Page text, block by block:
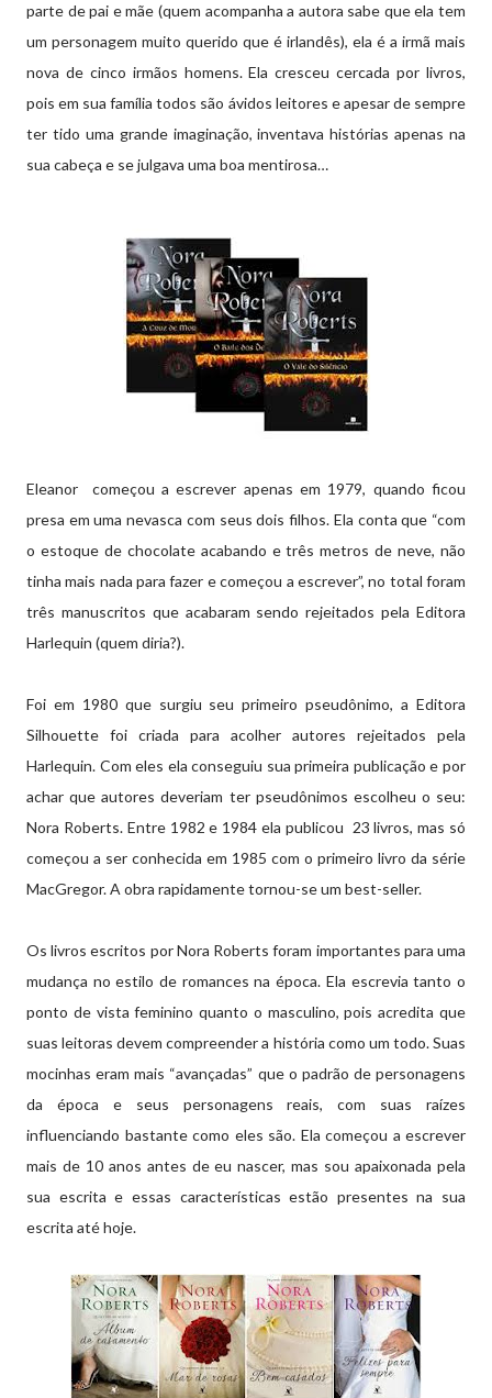
parte de pai e mãe (quem acompanha a autora sabe que ela tem
um personagem muito querido que é irlandês), ela é a irmã mais
nova de cinco irmãos homens. Ela cresceu cercada por livros,
pois em sua família todos são ávidos leitores e apesar de sempre
ter tido uma grande imaginação, inventava histórias apenas na
sua cabeça e se julgava uma boa mentirosa…
Eleanor começou a escrever apenas em 1979, quando ficou
presa em uma nevasca com seus dois filhos. Ela conta que “com
o estoque de chocolate acabando e três metros de neve, não
tinha mais nada para fazer e começou a escrever”, no total foram
três manuscritos que acabaram sendo rejeitados pela Editora
Harlequin (quem diria?).
Foi em 1980 que surgiu seu primeiro pseudônimo, a Editora
Silhouette foi criada para acolher autores rejeitados pela
Harlequin. Com eles ela conseguiu sua primeira publicação e por
achar que autores deveriam ter pseudônimos escolheu o seu:
Nora Roberts. Entre 1982 e 1984 ela publicou 23 livros, mas só
começou a ser conhecida em 1985 com o primeiro livro da série
MacGregor. A obra rapidamente tornou-se um best-seller.
Os livros escritos por Nora Roberts foram importantes para uma
mudança no estilo de romances na época. Ela escrevia tanto o
ponto de vista feminino quanto o masculino, pois acredita que
suas leitoras devem compreender a história como um todo. Suas
mocinhas eram mais “avançadas” que o padrão de personagens
da época e seus personagens reais, com suas raízes
influenciando bastante como eles são. Ela começou a escrever
mais de 10 anos antes de eu nascer, mas sou apaixonada pela
sua escrita e essas características estão presentes na sua
escrita até hoje.